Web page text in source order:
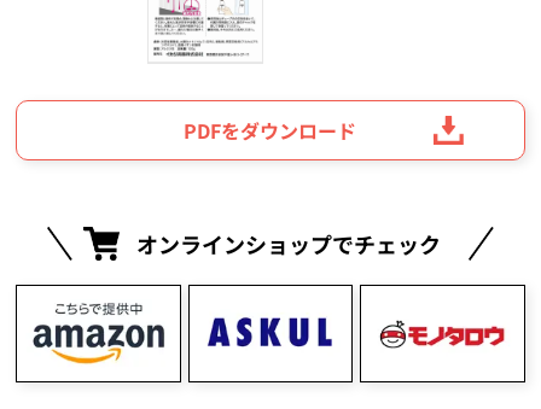
PDFをダウンロード
オンラインショップでチェック